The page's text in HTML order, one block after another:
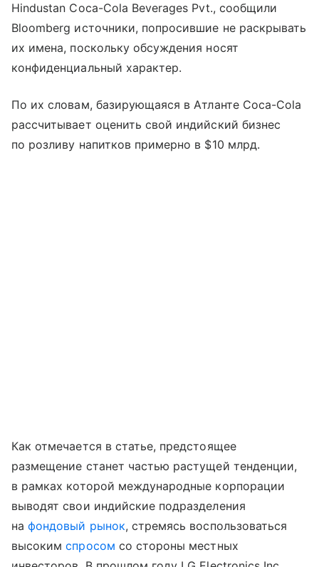
Hindustan Coca-Cola Beverages Pvt., сообщили
Bloomberg источники, попросившие не раскрывать
их имена, поскольку обсуждения носят
конфиденциальный характер.
По их словам, базирующаяся в Атланте Coca-Cola
рассчитывает оценить свой индийский бизнес
по розливу напитков примерно в $10 млрд.
Как отмечается в статье, предстоящее
размещение станет частью растущей тенденции,
в рамках которой международные корпорации
выводят свои индийские подразделения
нафондовый рынок, стремясь воспользоваться
высокимспросом со стороны местных